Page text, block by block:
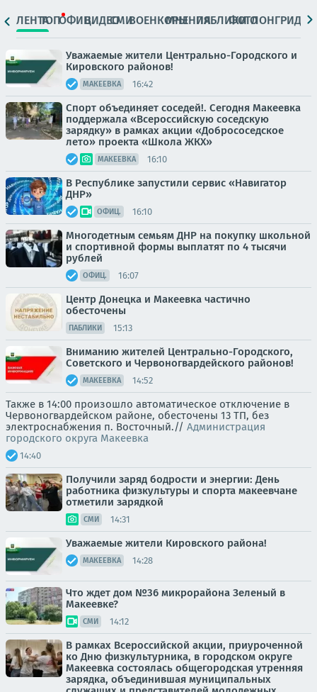
ЛЕНТАТОПОФИЦ.ВИДЕОСМИВОЕНКОРЫМНЕНИЯПАБЛИКИ
ФОТОЛОНГРИДЫ
Уважаемые жители Центрально-Городского и
Кировского районов!
МАКЕЕВКА 16:42
Спорт объединяет соседей!. Сегодня Макеевка
поддержала «Всероссийскую соседскую
зарядку» в рамках акции «Добрососедское
лето» проекта «Школа ЖКХ»
МАКЕЕВКА 16:10
В Республике запустили сервис «Навигатор
ДНР»
ОФИЦ. 16:10
Многодетным семьям ДНР на покупку школьной
и спортивной формы выплатят по 4 тысячи
рублей
ОФИЦ. 16:07
Центр Донецка и Макеевка частично
обесточены
ПАБЛИКИ 15:13
Вниманию жителей Центрально-Городского,
Советского и Червоногвардейского районов!
МАКЕЕВКА 14:52
Также в 14:00 произошло автоматическое отключение в
Червоногвардейском районе, обесточены 13 ТП, без
электроснабжения п. Восточный.// Администрация
городского округа Макеевка
14:40
Получили заряд бодрости и энергии: День
работника физкультуры и спорта макеевчане
отметили зарядкой
СМИ 14:31
Уважаемые жители Кировского района!
МАКЕЕВКА 14:28
Что ждет дом №36 микрорайона Зеленый в
Макеевке?
СМИ 14:12
В рамках Всероссийской акции, приуроченной
ко Дню физкультурника, в городском округе
Макеевка состоялась общегородская утренняя
зарядка, объединившая муниципальных